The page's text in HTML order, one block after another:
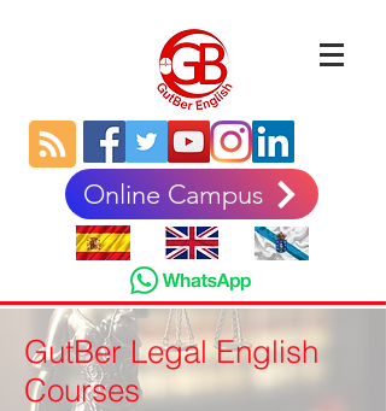
Online Campus
GutBer Legal English
Courses